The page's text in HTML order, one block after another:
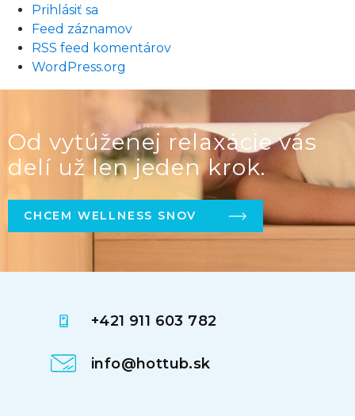
Prihlásiť sa
Feed záznamov
RSS feed komentárov
WordPress.org
Od vytúženej relaxácie vás
delí už len jeden krok.
CHCEM WELLNESS SNOV
+421 911 603 782
info@hottub.sk